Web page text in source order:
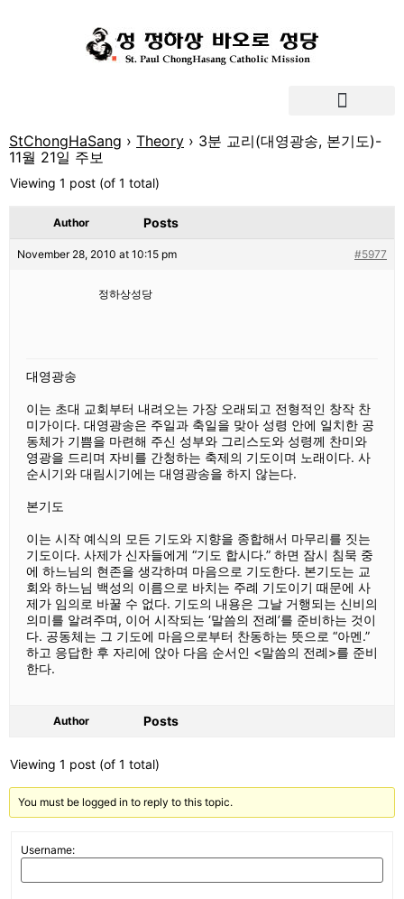
StChongHaSang › Theory › 3분 교리(대영광송, 본기도)-
11월 21일 주보
Viewing 1 post (of 1 total)
Author Posts
November 28, 2010 at 10:15 pm #5977
정하상성당
대영광송
이는 초대 교회부터 내려오는 가장 오래되고 전형적인 창작 찬
미가이다. 대영광송은 주일과 축일을 맞아 성령 안에 일치한 공
동체가 기쁨을 마련해 주신 성부와 그리스도와 성령께 찬미와
영광을 드리며 자비를 간청하는 축제의 기도이며 노래이다. 사
순시기와 대림시기에는 대영광송을 하지 않는다.
본기도
이는 시작 예식의 모든 기도와 지향을 종합해서 마무리를 짓는
기도이다. 사제가 신자들에게 “기도 합시다.” 하면 잠시 침묵 중
에 하느님의 현존을 생각하며 마음으로 기도한다. 본기도는 교
회와 하느님 백성의 이름으로 바치는 주례 기도이기 때문에 사
제가 임의로 바꿀 수 없다. 기도의 내용은 그날 거행되는 신비의
의미를 알려주며, 이어 시작되는 ‘말씀의 전례’를 준비하는 것이
다. 공동체는 그 기도에 마음으로부터 찬동하는 뜻으로 “아멘.”
하고 응답한 후 자리에 앉아 다음 순서인 <말씀의 전례>를 준비
한다.
Author Posts
Viewing 1 post (of 1 total)
You must be logged in to reply to this topic.
Username: